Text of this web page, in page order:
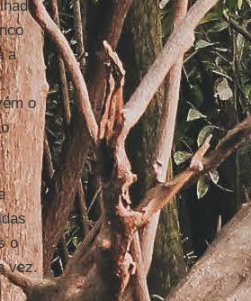
a
o
o
vez.